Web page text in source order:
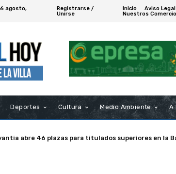
agosto,
Registrarse /
Unirse
Inicio Aviso Legal
Nuestros
Deportes Cultura Medio Ambiente A
abre 46 plazas para titulados superiores en la